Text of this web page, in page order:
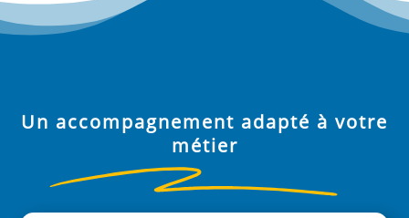
Un accompagnement adapté à votre
métier